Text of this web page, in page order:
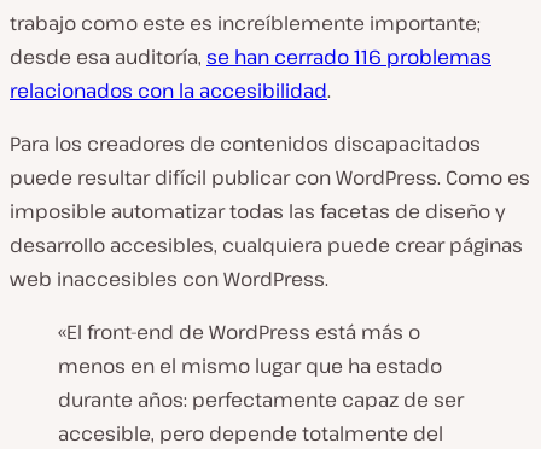
trabajo como este es increíblemente importante;
desde esa auditoría, se han cerrado 116 problemas
relacionados con la accesibilidad.
Para los creadores de contenidos discapacitados
puede resultar difícil publicar con WordPress. Como es
imposible automatizar todas las facetas de diseño y
desarrollo accesibles, cualquiera puede crear páginas
web inaccesibles con WordPress.
«El front-end de WordPress está más o
menos en el mismo lugar que ha estado
durante años: perfectamente capaz de ser
accesible, pero depende totalmente del